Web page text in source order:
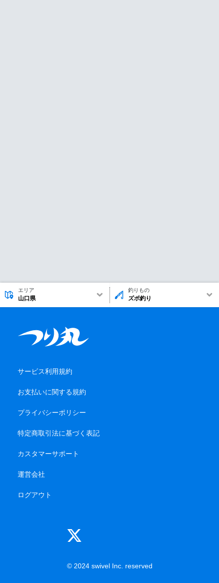
エリア
山口県
釣りもの
ズボ釣り
サービス利用規約
お支払いに関する規約
プライバシーポリシー
特定商取引法に基づく表記
カスタマーサポート
運営会社
ログアウト
© 2024 swivel Inc. reserved